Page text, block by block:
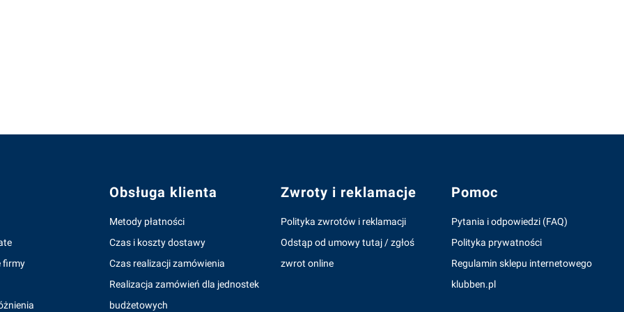
firmy
Obsługa klienta
Metody płatności
Czas i koszty dostawy
Czas realizacji zamówienia
Realizacja zamówień dla jednostek
budżetowych
Zwroty i reklamacje
Polityka zwrotów i reklamacji
Odstąp od umowy tutaj / zgłoś
zwrot online
Pomoc
Pytania i odpowiedzi (FAQ)
Polityka prywatności
Regulamin sklepu internetowego
klubben.pl